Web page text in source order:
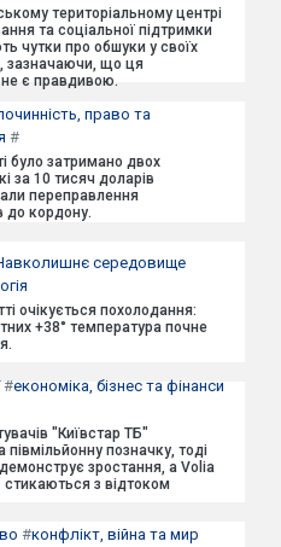
територіальному центрі
та соціальної підтримки
чутки про обшуки у своїх
зазначаючи, що ця
не є правдивою.
право та
#
було затримано двох
за 10 тисяч доларів
переправлення
до кордону.
середовище
очікується похолодання:
+38° температура почне
#економіка, бізнес та фінанси
"Київстар ТБ"
позначку, тоді
зростання, а Volia
стикаються з відтоком
#конфлікт, війна та мир